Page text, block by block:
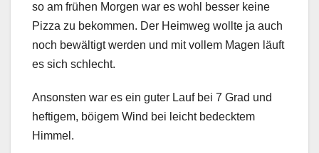
so am frühen Morgen war es wohl besser keine
Pizza zu bekommen. Der Heimweg wollte ja auch
noch bewältigt werden und mit vollem Magen läuft
es sich schlecht.
Ansonsten war es ein guter Lauf bei 7 Grad und
heftigem, böigem Wind bei leicht bedecktem
Himmel.